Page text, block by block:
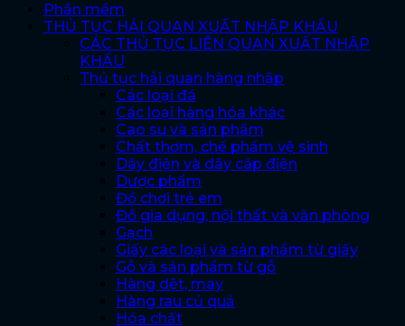
Phần mềm
THỦ TỤC HẢI QUAN XUẤT NHẬP KHẨU
CÁC THỦ TỤC LIÊN QUAN XUẤT NHẬP
KHẨU
Thủ tục hải quan hàng nhập
Các loại đá
Các loại hàng hóa khác
Cao su và sản phẩm
Chất thơm, chế phẩm vệ sinh
Dây điện và dây cáp điện
Dược phẩm
Đồ chơi trẻ em
Đồ gia dụng, nội thất và văn phòng
Gạch
Giấy các loại và sản phẩm từ giấy
Gỗ và sản phẩm từ gỗ
Hàng dệt, may
Hàng rau củ quả
Hóa chất